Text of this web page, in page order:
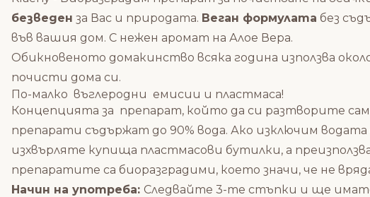
безведен за Вас и природата. Веган формулата без
във вашия дом. С нежен аромат на Алое Вера.
Обикновеното домакинство всяка година използва
почисти дома си.
По-малко въглеродни емисии и пластмаса!
Концепцията за препарат, който да си разтворите
препарати съдържат до 90% вода. Ако изключим
изхвърляте купища пластмасови бутилки, а
препаратите са биоразградими, което значи, че не
Начин на употреба: Следвайте 3-те стъпки и ще